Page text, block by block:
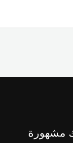
مشهورة